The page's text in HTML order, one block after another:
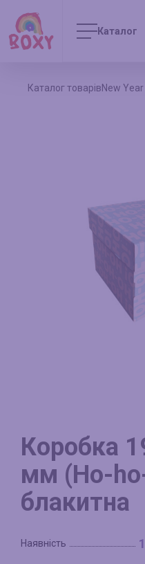
Каталог
Каталог товарівNew Year
Коробка
мм (Но-
блакитна
Наявність